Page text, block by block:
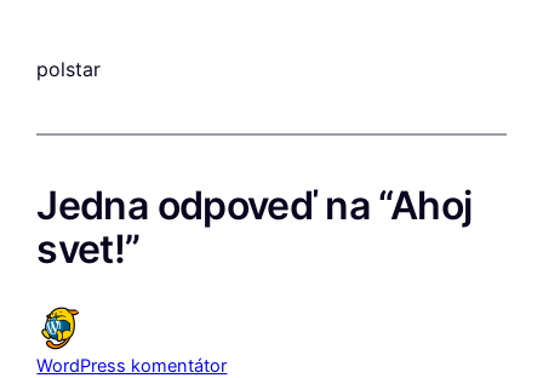
polstar
Jedna odpoveď na “Ahoj
svet!”
WordPress komentátor